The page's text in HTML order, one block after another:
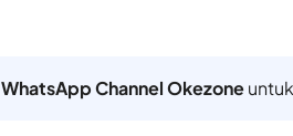
WhatsApp Channel Okezone